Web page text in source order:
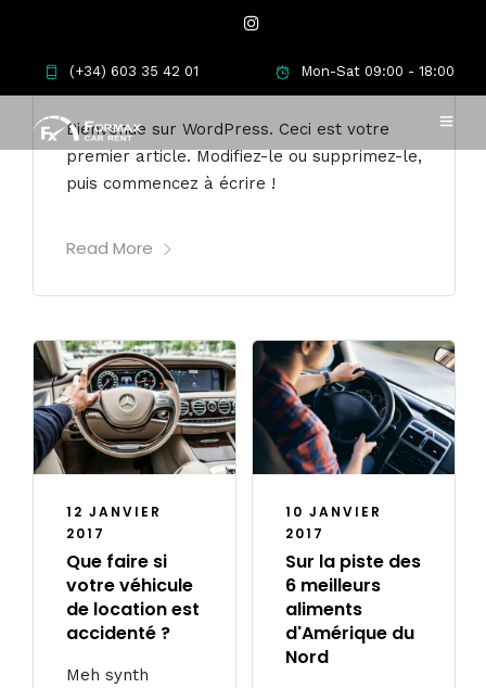
(+34) 603 35 42 01 Mon-Sat 09:00 - 18:00
Bonjour à tous !
Bienvenue sur WordPress. Ceci est votre
premier article. Modifiez-le ou supprimez-le,
puis commencez à écrire !
Read More
12 JANVIER
2017
Que faire si
votre véhicule
de location est
accidenté ?
Meh synth
10 JANVIER
2017
Sur la piste des
6 meilleurs
aliments
d'Amérique du
Nord